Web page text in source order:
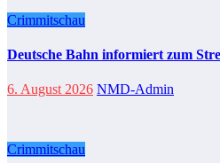
Crimmitschau
Deutsche Bahn informiert zum
6. August 2026 NMD-Admin
Crimmitschau